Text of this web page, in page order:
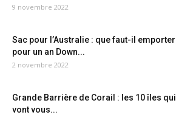
9 novembre 2022
Sac pour l’Australie : que faut-il emporter
pour un an Down...
2 novembre 2022
Grande Barrière de Corail : les 10 îles qui
vont vous...